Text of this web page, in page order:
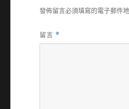
發佈留言必須填寫的電子郵件
留言 *